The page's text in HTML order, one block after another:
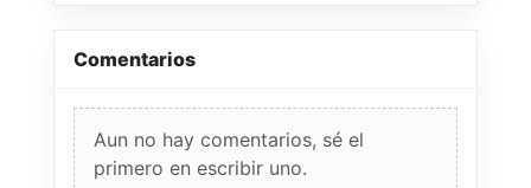
Comentarios
Aun no hay comentarios, sé el
primero en escribir uno.